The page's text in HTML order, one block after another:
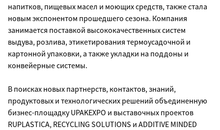
напитков, пищевых масел и моющих средств, также стала
новым экспонентом прошедшего сезона. Компания
занимается поставкой высококачественных систем
выдува, розлива, этикетирования термоусадочной и
картонной упаковки, а также укладки на поддоны и
конвейерные системы.
В поисках новых партнерств, контактов, знаний,
продуктовых и технологических решений объединенную
бизнес-площадку UPAKEXPO и выставочных проектов
RUPLASTICA, RECYCLING SOLUTIONS и ADDITIVE MINDED